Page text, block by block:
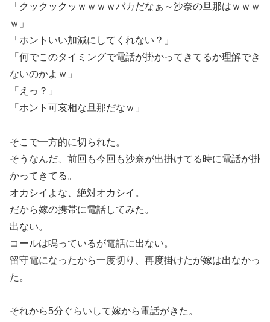
「クックックッｗｗｗｗバカだなぁ～沙奈の旦那はｗｗｗ
ｗ」
「ホントいい加減にしてくれない？」
「何でこのタイミングで電話が掛かってきてるか理解でき
ないのかよｗ」
「えっ？」
「ホント可哀相な旦那だなｗ」
そこで一方的に切られた。
そうなんだ、前回も今回も沙奈が出掛けてる時に電話が掛
かってきてる。
オカシイよな、絶対オカシイ。
だから嫁の携帯に電話してみた。
出ない。
コールは鳴っているが電話に出ない。
留守電になったから一度切り、再度掛けたが嫁は出なかっ
た。
それから5分ぐらいして嫁から電話がきた。